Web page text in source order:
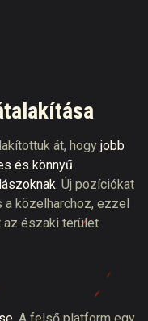
át, hogy jobb
és könnyű
. Új pozíciókat
a közelharchoz, ezzel
az északi terület